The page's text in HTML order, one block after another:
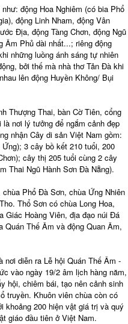
động Hoa Nghiêm (có bia Phổ
động Linh Nham, động Vân
Địa, động Tàng Chơn, động Ngũ
Âm Phủ dài nhất...; riêng động
những luồng ánh sáng tự nhiên
bởi thế mà nhà thơ Tản Đà khi
lên động Huyền Không/ Bụi
Thượng Thai, bàn Cờ Tiên, cổng
nơi lý tưởng để ngắm cảnh đẹp
nhận Cây di sản Việt Nam gồm:
3 cây bồ kết 210 tuổi, 200
cây thị 205 tuổi cùng 2 cây
Thai Ngũ Hành Sơn Đà Nẵng).
Phổ Đà Sơn, chùa Ứng Nhiên
Thổ Sơn có chùa Long Hoa,
Giác Hoàng Viên, địa đạo núi Đá
Quán Thế Âm và động Quan Âm,
nơi diễn ra Lễ hội Quán Thế Âm -
vào ngày 19/2 âm lịch hàng năm,
hội, chiêm bái, tạo nên cảnh sinh
truyền. Khuôn viên chùa còn có
khoảng 200 hiện vật giá trị và quý
giáo đầu tiên ở Việt Nam.